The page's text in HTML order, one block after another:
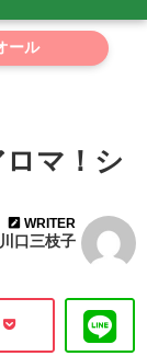
ール
マ！シ
WRITER
口三枝子